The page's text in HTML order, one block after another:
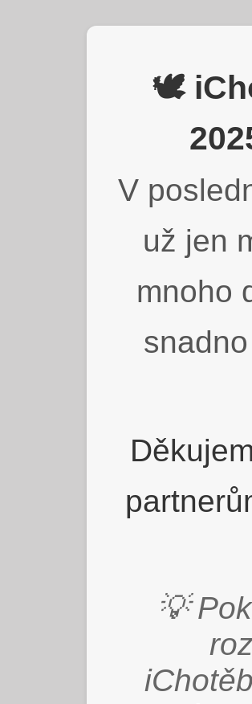
🕊️
V
už jen
mnoho
💡